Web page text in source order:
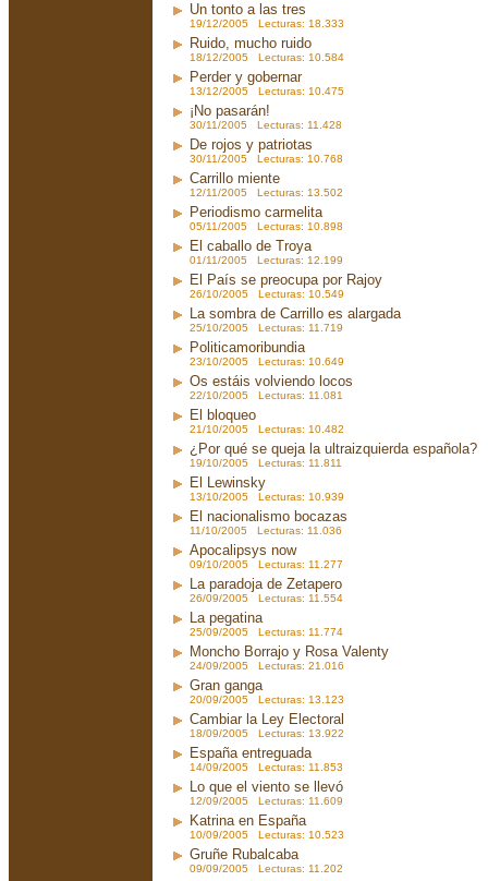
Un tonto a las tres
19/12/2005 Lecturas: 18.333
Ruido, mucho ruido
18/12/2005 Lecturas: 10.584
Perder y gobernar
13/12/2005 Lecturas: 10.475
¡No pasarán!
30/11/2005 Lecturas: 11.428
De rojos y patriotas
30/11/2005 Lecturas: 10.768
Carrillo miente
12/11/2005 Lecturas: 13.502
Periodismo carmelita
05/11/2005 Lecturas: 10.898
El caballo de Troya
01/11/2005 Lecturas: 12.199
El País se preocupa por Rajoy
26/10/2005 Lecturas: 10.549
La sombra de Carrillo es alargada
25/10/2005 Lecturas: 11.719
Politicamoribundia
23/10/2005 Lecturas: 10.649
Os estáis volviendo locos
22/10/2005 Lecturas: 11.081
El bloqueo
21/10/2005 Lecturas: 10.482
¿Por qué se queja la ultraizquierda española?
19/10/2005 Lecturas: 11.811
El Lewinsky
13/10/2005 Lecturas: 10.939
El nacionalismo bocazas
11/10/2005 Lecturas: 11.036
Apocalipsys now
09/10/2005 Lecturas: 11.277
La paradoja de Zetapero
26/09/2005 Lecturas: 11.554
La pegatina
25/09/2005 Lecturas: 11.774
Moncho Borrajo y Rosa Valenty
24/09/2005 Lecturas: 21.016
Gran ganga
20/09/2005 Lecturas: 13.123
Cambiar la Ley Electoral
18/09/2005 Lecturas: 13.922
España entreguada
14/09/2005 Lecturas: 11.853
Lo que el viento se llevó
12/09/2005 Lecturas: 11.609
Katrina en España
10/09/2005 Lecturas: 10.523
Gruñe Rubalcaba
09/09/2005 Lecturas: 11.202